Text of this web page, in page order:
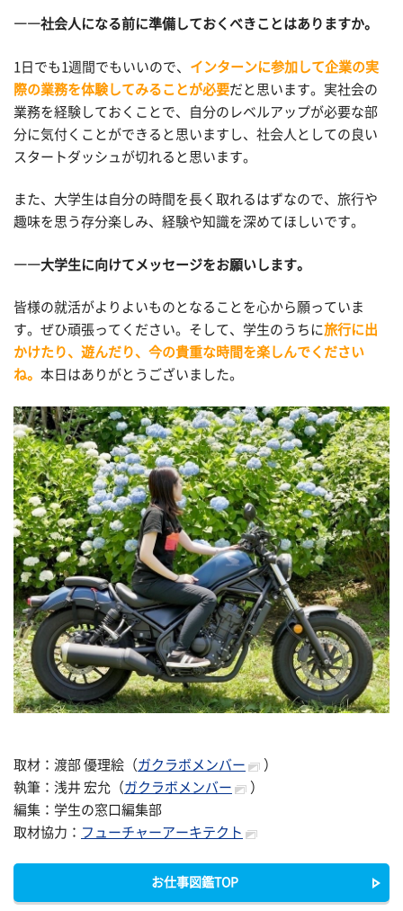
――社会人になる前に準備しておくべきことはありますか。
1日でも1週間でもいいので、 インターンに参加して企業の実
際の業務を体験してみることが必要だと思います。実社会の
業務を経験しておくことで、自分のレベルアップが必要な部
分に気付くことができると思いますし、社会人としての良い
スタートダッシュが切れると思います。
また、大学生は自分の時間を長く取れるはずなので、旅行や
趣味を思う存分楽しみ、経験や知識を深めてほしいです。
――大学生に向けてメッセージをお願いします。
皆様の就活がよりよいものとなることを心から願っていま
す。ぜひ頑張ってください。そして、学生のうちに旅行に出
かけたり、遊んだり、今の貴重な時間を楽しんでください
ね。 本日はありがとうございました。
取材：渡部 優理絵（ ガクラボメンバー
）
執筆：浅井 宏允（ ガクラボメンバー
）
編集：学生の窓口編集部
取材協力： フューチャーアーキテクト
お仕事図鑑TOP